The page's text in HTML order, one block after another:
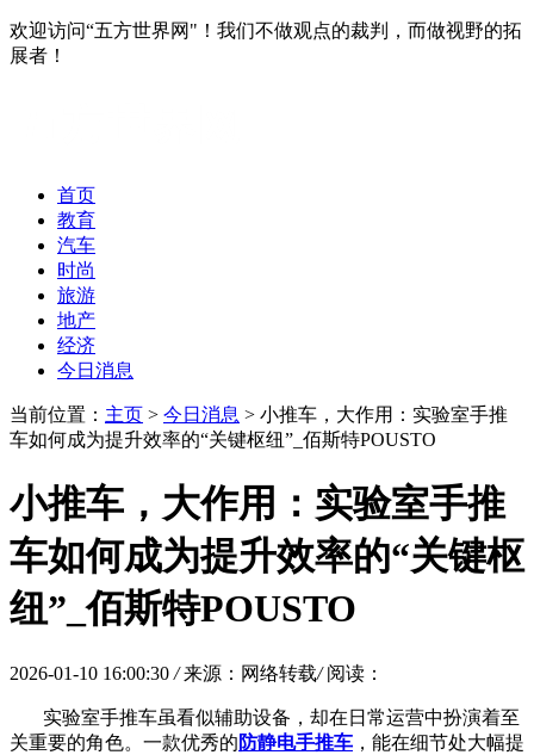
欢迎访问“五方世界网"！我们不做观点的裁判，而做视野的拓
展者！
首页
教育
汽车
时尚
旅游
地产
经济
今日消息
当前位置： 主页 > 今日消息 > 小推车，大作用：实验室手推
车如何成为提升效率的“关键枢纽”_佰斯特POUSTO
小推车，大作用：实验室手推
车如何成为提升效率的“关键枢
纽”_佰斯特POUSTO
2026-01-10 16:00:30 / 来源：网络转载/ 阅读：
实验室手推车虽看似辅助设备，却在日常运营中扮演着至
关重要的角色。一款优秀的 防静电手推车 ，能在细节处大幅提